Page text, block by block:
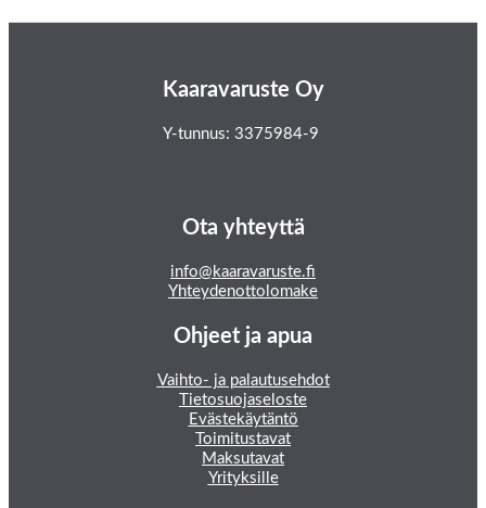
Kaaravaruste Oy
Y-tunnus: 3375984-9
Ota yhteyttä
info@kaaravaruste.fi
Yhteydenottolomake
Ohjeet ja apua
Vaihto- ja palautusehdot
Tietosuojaseloste
Evästekäytäntö
Toimitustavat
Maksutavat
Yrityksille